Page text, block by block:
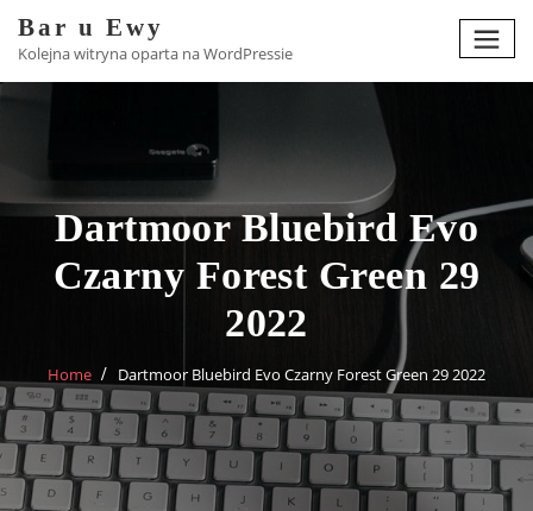
content
Bar u Ewy
Kolejna witryna oparta na WordPressie
Dartmoor Bluebird Evo
Czarny Forest Green 29
2022
Home Dartmoor Bluebird Evo Czarny Forest Green 29 2022